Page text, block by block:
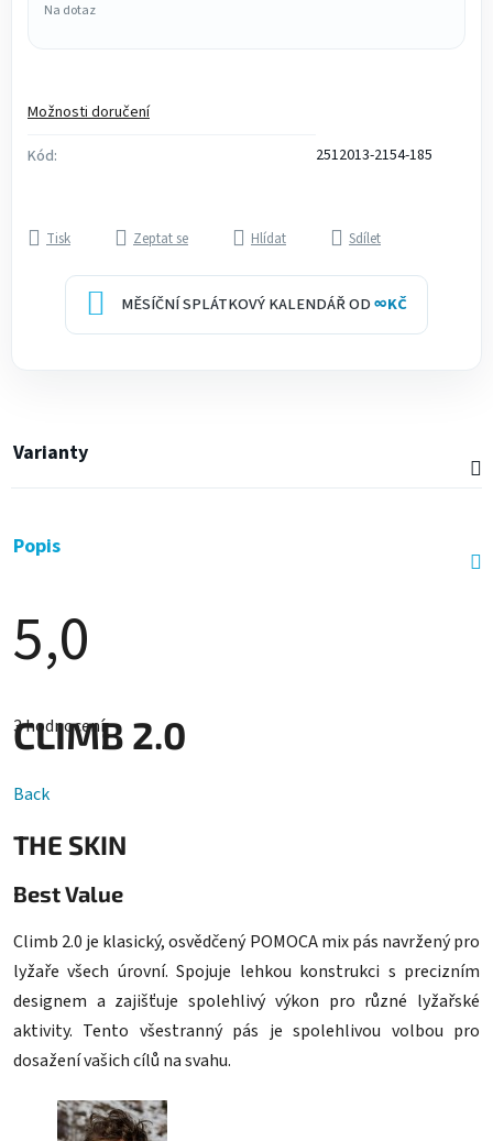
Na dotaz
Možnosti doručení
Kód:
2512013-2154-185
Tisk Zeptat se Hlídat Sdílet
MĚSÍČNÍ SPLÁTKOVÝ KALENDÁŘ OD∞KČ
Varianty
Popis
5,0
produktu
je
z
5
3 hodnocení
CLIMB 2.0
Back
THE SKIN
Best Value
Climb 2.0 je klasický, osvědčený POMOCA mix pás navržený pro
lyžaře všech úrovní. Spojuje lehkou konstrukci s precizním
designem a zajišťuje spolehlivý výkon pro různé lyžařské
aktivity. Tento všestranný pás je spolehlivou volbou pro
dosažení vašich cílů na svahu.